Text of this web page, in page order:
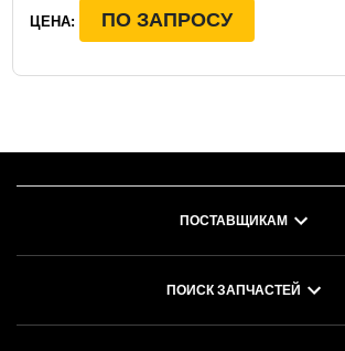
ЦЕНА: ПО ЗАПРОСУ
ПОСТАВЩИКАМ
ПОИСК ЗАПЧАСТЕЙ